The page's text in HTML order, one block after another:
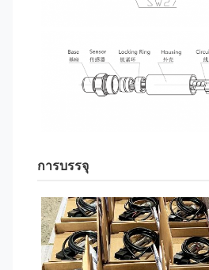
การบรรจุ